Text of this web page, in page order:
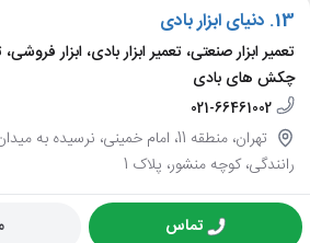
13. دنیای ابزار بادی
تعمیر ابزار صنعتی، تعمیر ابزار بادی، ابزار فروشی،
چکش های بادی
021-66461002
تهران، منطقه 11، امام خمینی، نرسیده
رانندگی، کوچه منشور، پلاک 1
تماس